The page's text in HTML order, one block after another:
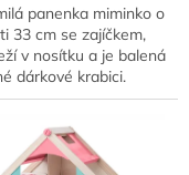
panenka miminko o
33 cm se zajíčkem,
v nosítku a je balená
dárkové krabici.
má tvrdé tělíčko,